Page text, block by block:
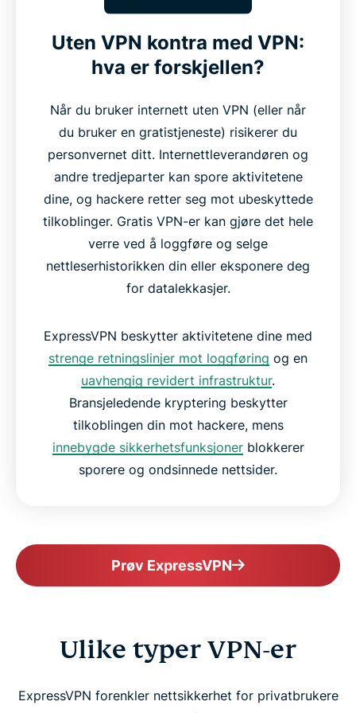
Uten VPN kontra med VPN:
hva er forskjellen?
Når du bruker internett uten VPN (eller når
du bruker en gratistjeneste) risikerer du
personvernet ditt. Internettleverandøren og
andre tredjeparter kan spore aktivitetene
dine, og hackere retter seg mot ubeskyttede
tilkoblinger. Gratis VPN-er kan gjøre det hele
verre ved å loggføre og selge
nettleserhistorikken din eller eksponere deg
for datalekkasjer.
ExpressVPN beskytter aktivitetene dine med
strenge retningslinjer mot loggføring og en
uavhengig revidert infrastruktur.
Bransjeledende kryptering beskytter
tilkoblingen din mot hackere, mens
innebygde sikkerhetsfunksjonerblokkerer
sporere og ondsinnede nettsider.
Prøv ExpressVPN
Ulike typer VPN-er
ExpressVPN forenkler nettsikkerhet for privatbrukere